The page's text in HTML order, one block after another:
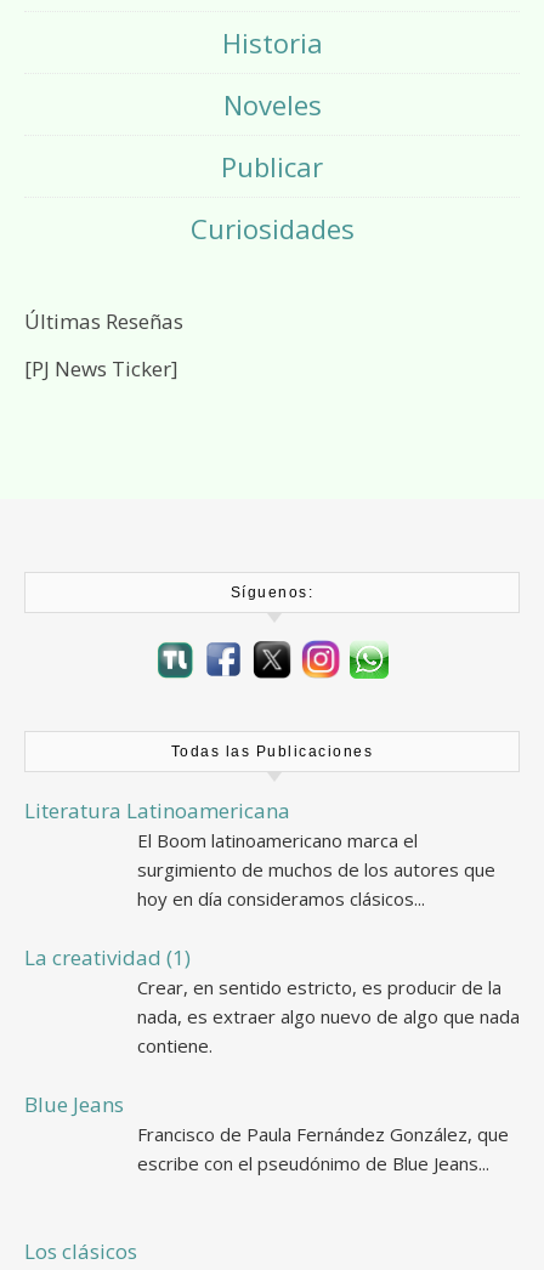
Historia
Noveles
Publicar
Curiosidades
Últimas Reseñas
[PJ News Ticker]
Síguenos:
Todas las Publicaciones
Literatura Latinoamericana
El Boom latinoamericano marca el
surgimiento de muchos de los autores que
hoy en día consideramos clásicos...
La creatividad (1)
Crear, en sentido estricto, es producir de la
nada, es extraer algo nuevo de algo que nada
contiene.
Blue Jeans
Francisco de Paula Fernández González, que
escribe con el pseudónimo de Blue Jeans...
Los clásicos